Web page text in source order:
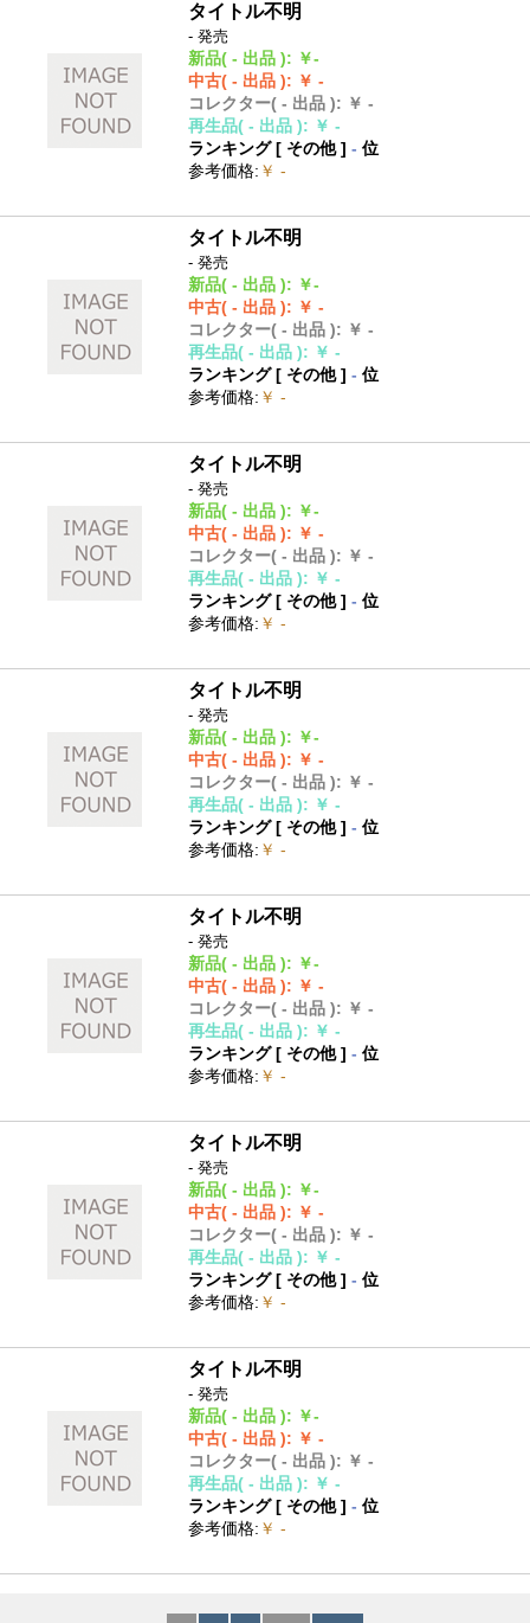
タイトル不明
- 発売
新品( - 出品 ): ￥-
中古( - 出品 ): ￥ -
コレクター( - 出品 ): ￥ -
再生品( - 出品 ): ￥ -
ランキング [ その他]- 位
参考価格: ￥ -
タイトル不明
- 発売
新品( - 出品 ): ￥-
中古( - 出品 ): ￥ -
コレクター( - 出品 ): ￥ -
再生品( - 出品 ): ￥ -
ランキング [ その他]- 位
参考価格: ￥ -
タイトル不明
- 発売
新品( - 出品 ): ￥-
中古( - 出品 ): ￥ -
コレクター( - 出品 ): ￥ -
再生品( - 出品 ): ￥ -
ランキング [ その他]- 位
参考価格: ￥ -
タイトル不明
- 発売
新品( - 出品 ): ￥-
中古( - 出品 ): ￥ -
コレクター( - 出品 ): ￥ -
再生品( - 出品 ): ￥ -
ランキング [ その他]- 位
参考価格: ￥ -
タイトル不明
- 発売
新品( - 出品 ): ￥-
中古( - 出品 ): ￥ -
コレクター( - 出品 ): ￥ -
再生品( - 出品 ): ￥ -
ランキング [ その他]- 位
参考価格: ￥ -
タイトル不明
- 発売
新品( - 出品 ): ￥-
中古( - 出品 ): ￥ -
コレクター( - 出品 ): ￥ -
再生品( - 出品 ): ￥ -
ランキング [ その他]- 位
参考価格: ￥ -
タイトル不明
- 発売
新品( - 出品 ): ￥-
中古( - 出品 ): ￥ -
コレクター( - 出品 ): ￥ -
再生品( - 出品 ): ￥ -
ランキング [ その他]- 位
参考価格: ￥ -